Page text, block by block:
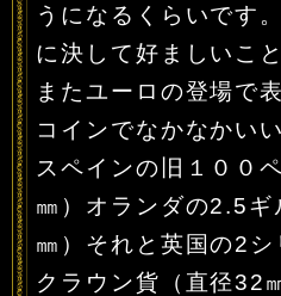
うになるくらいです
に決して好ましいこ
またユーロの登場で
コインでなかなかい
スペインの旧１００
㎜）オランダの2.5ギ
㎜）それと英国の2
クラウン貨（直径32